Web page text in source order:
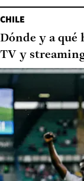
CHILE
Dónde y a qué
TV y